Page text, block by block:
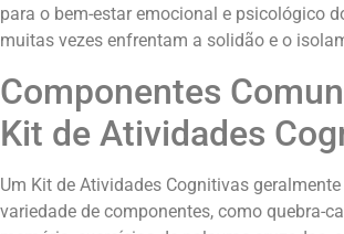
para o bem-estar emocional e psicológico
muitas vezes enfrentam a solidão e o
Componentes
Kit de Atividades
Um Kit de Atividades Cognitivas
variedade de componentes, como quebra-